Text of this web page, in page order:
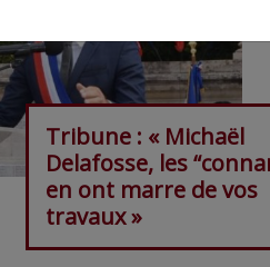
Tribune : « Michaël
Delafosse, les
en ont marre de vos
travaux »